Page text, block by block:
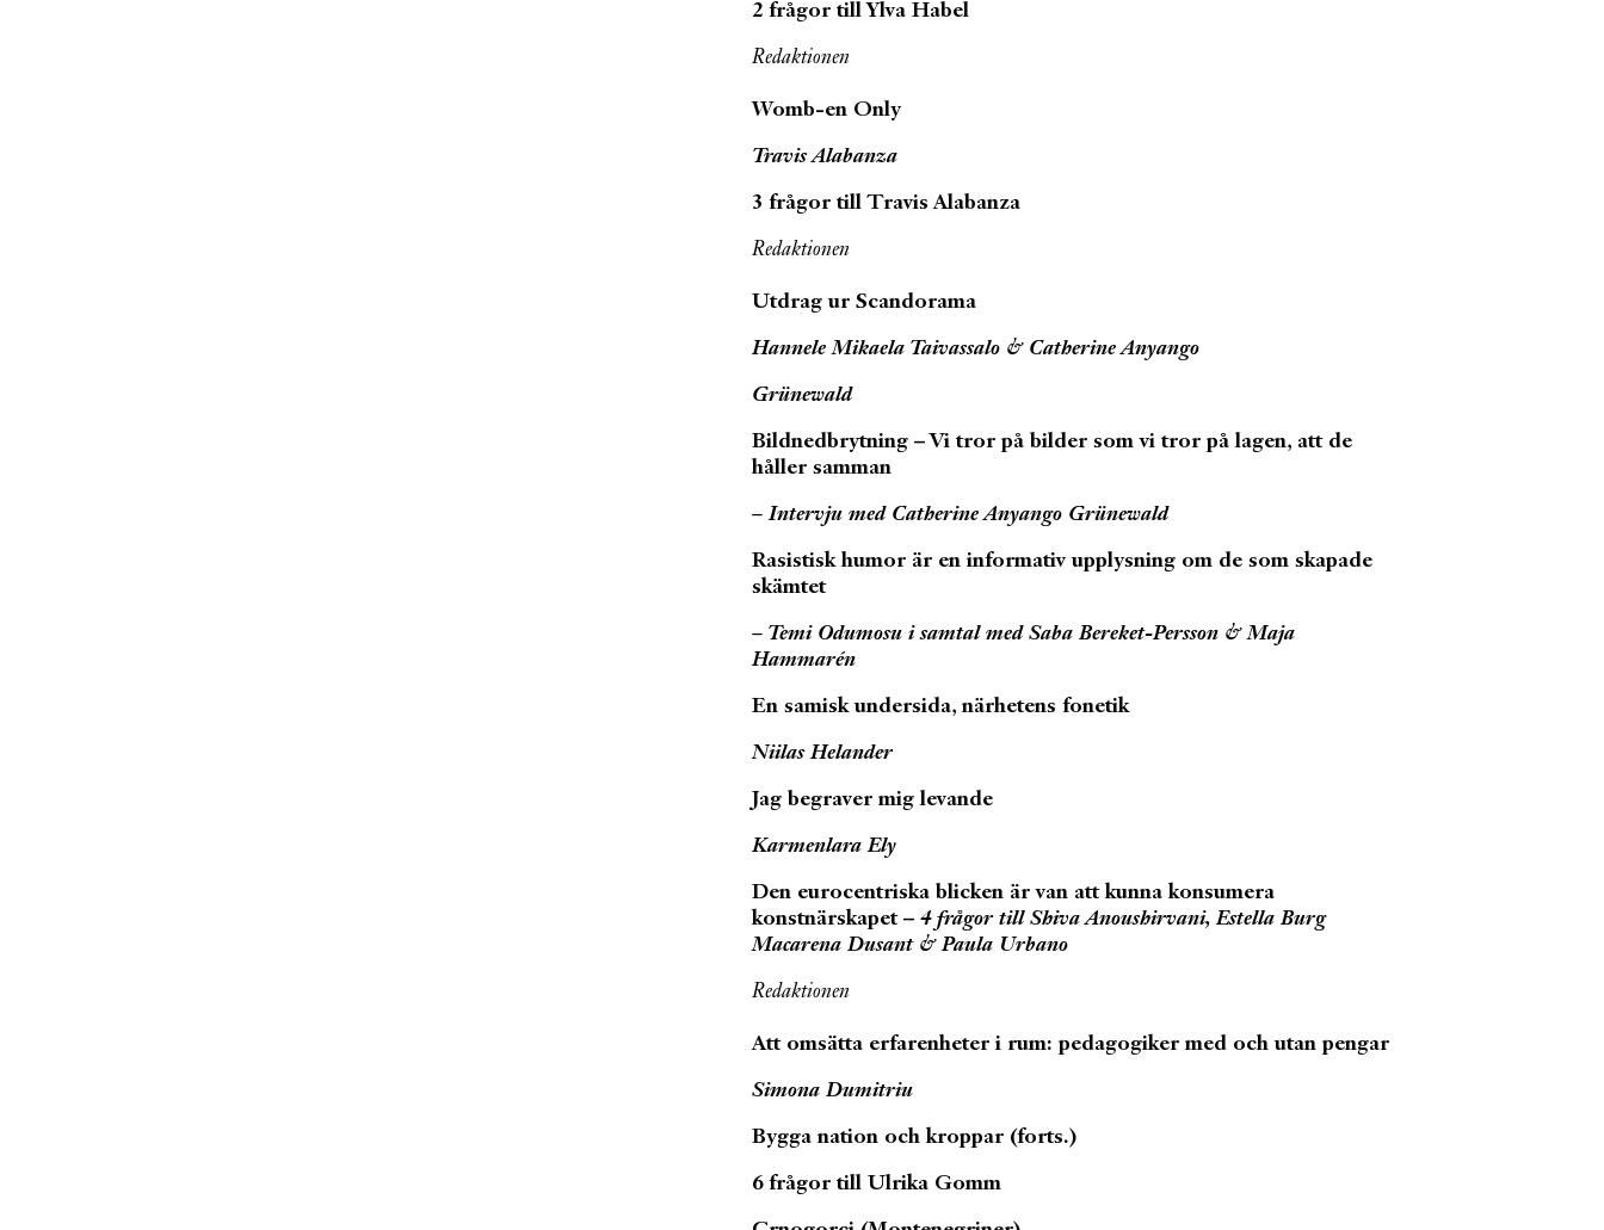
2 frågor till Ylva Habel
Redaktionen
Womb-en Only
Travis Alabanza
3 frågor till Travis Alabanza
Redaktionen
Utdrag ur Scandorama
Hannele Mikaela Taivassalo & Catherine Anyango
Grünewald
Bildnedbrytning – Vi tror på bilder som vi tror på lagen, att de
håller samman
– Intervju med Catherine Anyango Grünewald
Rasistisk humor är en informativ upplysning om de som skapade
skämtet
– Temi Odumosu i samtal med Saba Bereket-Persson & Maja
Hammarén
En samisk undersida, närhetens fonetik
Niilas Helander
Jag begraver mig levande
Karmenlara Ely
Den eurocentriska blicken är van att kunna konsumera
konstnärskapet – 4 frågor till Shiva Anoushirvani, Estella Burg
Macarena Dusant & Paula Urbano
Redaktionen
Att omsätta erfarenheter i rum: pedagogiker med och utan pengar
Simona Dumitriu
Bygga nation och kroppar (forts.)
6 frågor till Ulrika Gomm